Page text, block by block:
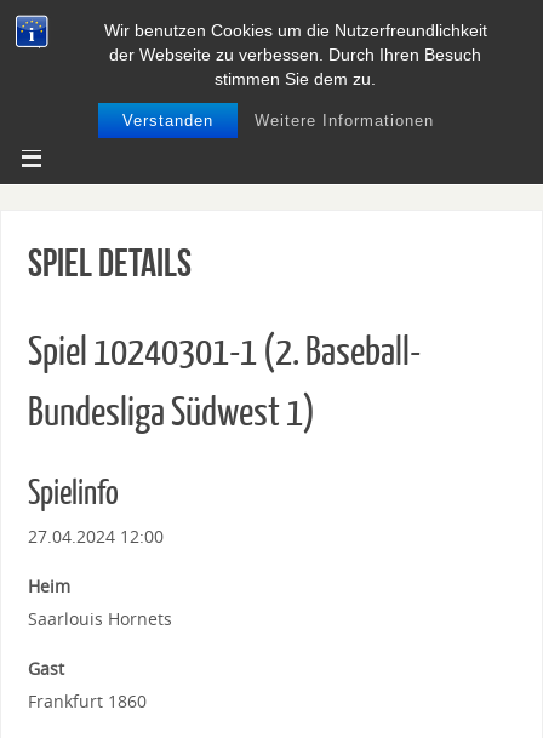
Wir benutzen Cookies um die Nutzerfreundlichkeit
der Webseite zu verbessen. Durch Ihren Besuch
stimmen Sie dem zu.
Verstanden Weitere Informationen
BASEBALL UND SOFTBALL IN
NIEDERSACHSEN
Spiel Details
Spiel 10240301-1 (2. Baseball-
Bundesliga Südwest 1)
Spielinfo
27.04.2024 12:00
Heim
Saarlouis Hornets
Gast
Frankfurt 1860